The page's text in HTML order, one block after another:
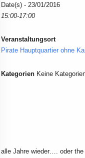
Date(s) - 23/01/2016
15:00-17:00
Veranstaltungsort
Pirate Hauptquartier ohne
Kategorien Keine
alle Jahre wieder…. oder